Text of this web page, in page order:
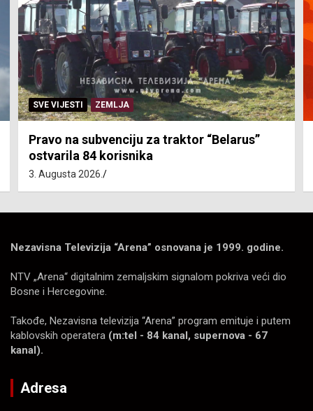
SVE VIJESTI ZEMLJA
Pravo na subvenciju za traktor “Belarus”
ostvarila 84 korisnika
3. Augusta 2026.
Nezavisna Televizija “Arena” osnovana je 1999. godine.
NTV „Arena“ digitalnim zemaljskim signalom pokriva veći dio
Bosne i Hercegovine.
Takođe, Nezavisna televizija “Arena” program emituje i putem
kablovskih operatera (m:tel - 84 kanal, supernova - 67
kanal).
Adresa